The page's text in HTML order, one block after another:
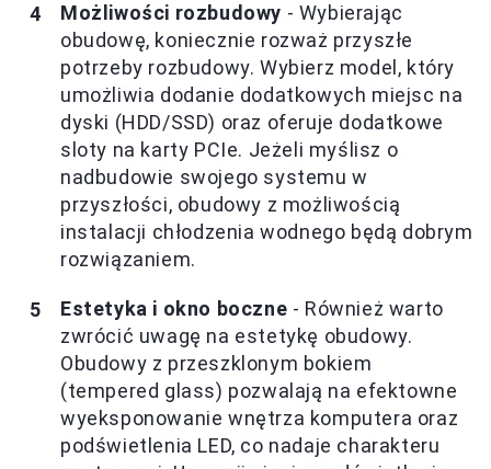
Możliwości rozbudowy - Wybierając
obudowę, koniecznie rozważ przyszłe
potrzeby rozbudowy. Wybierz model, który
umożliwia dodanie dodatkowych miejsc na
dyski (HDD/SSD) oraz oferuje dodatkowe
sloty na karty PCIe. Jeżeli myślisz o
nadbudowie swojego systemu w
przyszłości, obudowy z możliwością
instalacji chłodzenia wodnego będą dobrym
rozwiązaniem.
Estetyka i okno boczne - Również warto
zwrócić uwagę na estetykę obudowy.
Obudowy z przeszklonym bokiem
(tempered glass) pozwalają na efektowne
wyeksponowanie wnętrza komputera oraz
podświetlenia LED, co nadaje charakteru